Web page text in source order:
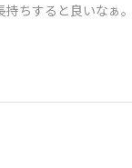
ちすると良いなぁ。